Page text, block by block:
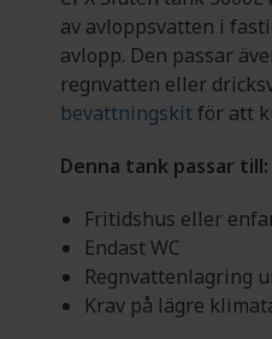
SPECIALSVETSADE
av avloppsvatten i
avlopp. Den passar
regnvatten eller
bevattningskitför att
Denna tank passar till:
Fritidshus eller
Endast WC
Regnvattenlagring
Krav på lägre